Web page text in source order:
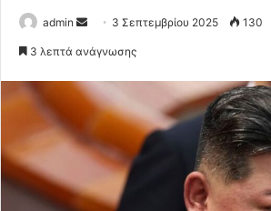
admin
Send
an
3 Σεπτεμβρίου 2025 130
3 λεπτά ανάγνωσης